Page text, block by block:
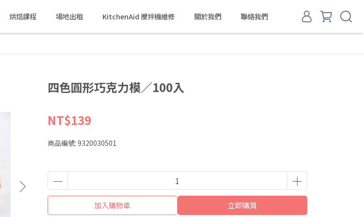
烘焙課程 場地出租 KitchenAid 攪拌機維修 關於我們 聯絡我們
四色圓形巧克力模／100入
NT$139
商品編號: 9320030501
加入購物車 立即購買